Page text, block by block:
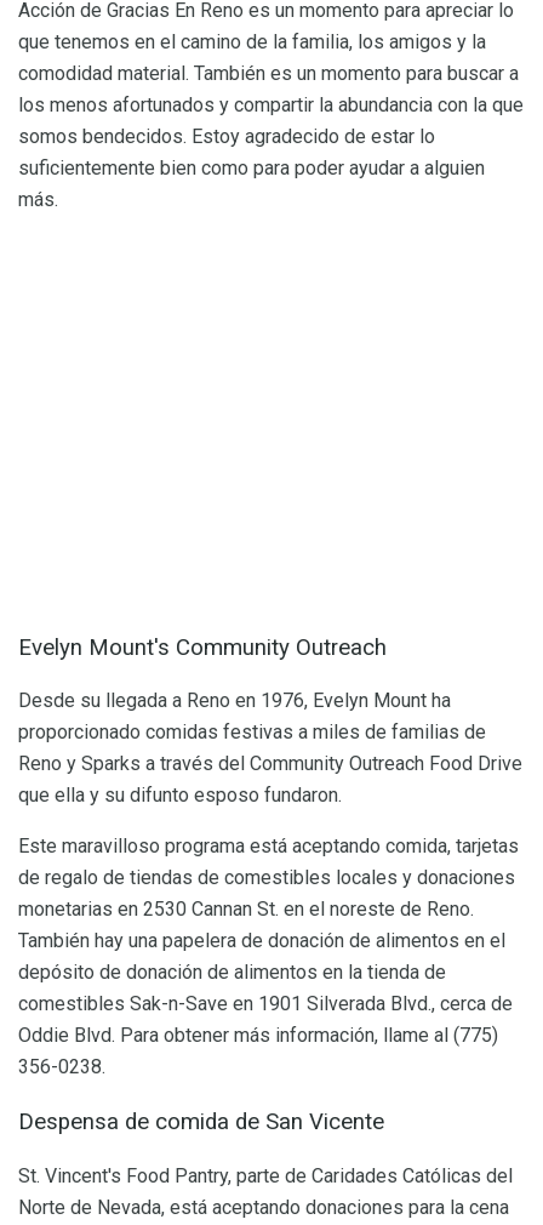
Acción de Gracias En Reno es un momento para apreciar lo
que tenemos en el camino de la familia, los amigos y la
comodidad material. También es un momento para buscar a
los menos afortunados y compartir la abundancia con la que
somos bendecidos. Estoy agradecido de estar lo
suficientemente bien como para poder ayudar a alguien
más.
Evelyn Mount's Community Outreach
Desde su llegada a Reno en 1976, Evelyn Mount ha
proporcionado comidas festivas a miles de familias de
Reno y Sparks a través del Community Outreach Food Drive
que ella y su difunto esposo fundaron.
Este maravilloso programa está aceptando comida, tarjetas
de regalo de tiendas de comestibles locales y donaciones
monetarias en 2530 Cannan St. en el noreste de Reno.
También hay una papelera de donación de alimentos en el
depósito de donación de alimentos en la tienda de
comestibles Sak-n-Save en 1901 Silverada Blvd., cerca de
Oddie Blvd. Para obtener más información, llame al (775)
356-0238.
Despensa de comida de San Vicente
St. Vincent's Food Pantry, parte de Caridades Católicas del
Norte de Nevada, está aceptando donaciones para la cena